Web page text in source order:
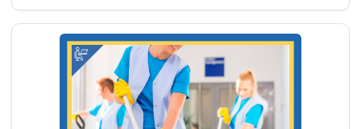
Sicurezza sul lavoro
e Sicurezza Online:
Prevenzione e
Sicurezza